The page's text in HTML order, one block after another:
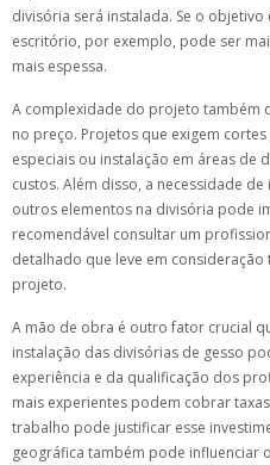
divisória será instalada. Se o
escritório, por exemplo, pode ser
mais espessa.
A complexidade do projeto também
no preço. Projetos que exigem
especiais ou instalação em áreas de
custos. Além disso, a necessidade
outros elementos na divisória pode
recomendável consultar um
detalhado que leve em
projeto.
A mão de obra é outro fator crucial
instalação das divisórias de gesso
experiência e da qualificação dos
mais experientes podem cobrar
trabalho pode justificar esse
geográfica também pode influenciar